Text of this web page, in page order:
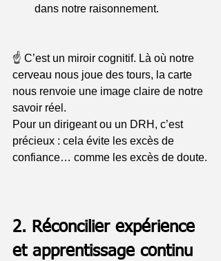
dans notre raisonnement.
☝️ C’est un miroir cognitif. Là où notre
cerveau nous joue des tours, la carte
nous renvoie une image claire de notre
savoir réel.
Pour un dirigeant ou un DRH, c’est
précieux : cela évite les excès de
confiance… comme les excès de doute.
2. Réconcilier expérience
et apprentissage continu